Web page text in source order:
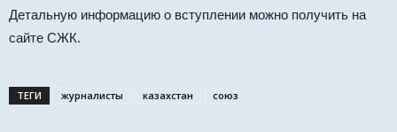
Детальную информацию о вступлении можно получить на
сайте СЖК.
ТЕГИ журналисты казахстан союз